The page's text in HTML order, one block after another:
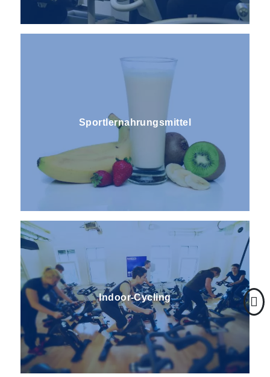
Sportlernahrungsmittel
Indoor-Cycling